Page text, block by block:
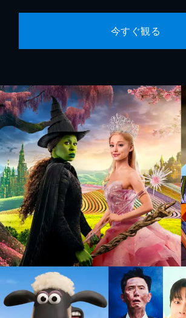
今すぐ観る